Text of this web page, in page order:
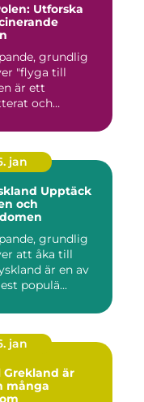
Utforska
grundlig
"flyga till
och
jan
Upptäck
och
grundlig
att åka till
populä...
jan
är
många